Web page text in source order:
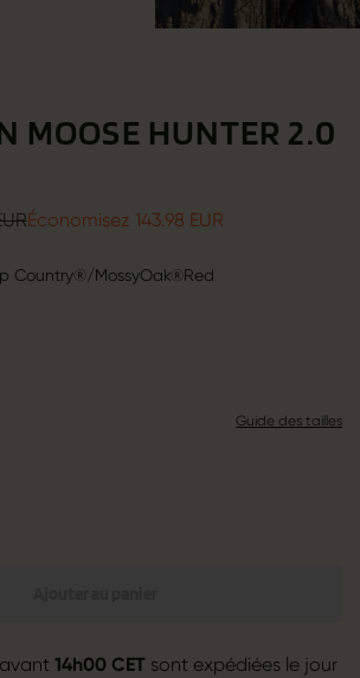
MOOSE HUNTER 2.0
Économisez 143.98 EUR
Country®/MossyOak®Red
Guide des tailles
14h00 CET sont expédiées le jour